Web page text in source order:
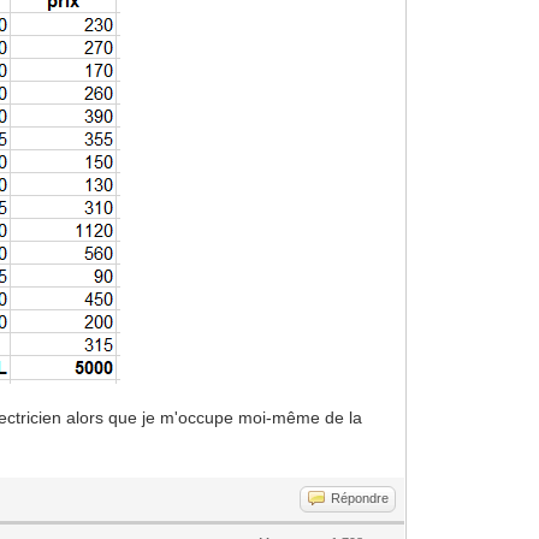
alors que je m'occupe moi-même de la
Répondre